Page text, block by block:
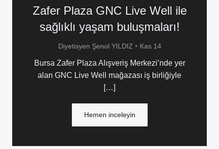
Zafer Plaza GNC Live Well ile
sağlıklı yaşam buluşmaları!
Diyetisyen Şenol YILDIZ • Kas 14
Bursa Zafer Plaza Alışveriş Merkezi’nde yer
alan GNC Live Well mağazası iş birliğiyle
[…]
Hemen inceleyin